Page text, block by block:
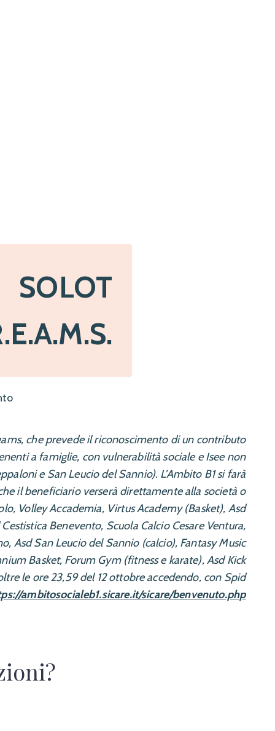
SOLOT
che prevede il riconoscimento di un contributo
a famiglie, con vulnerabilità sociale e Isee non
e San Leucio del Sannio). L’Ambito B1 si farà
il beneficiario verserà direttamente alla società o
Volley Accademia, Virtus Academy (Basket), Asd
Benevento, Scuola Calcio Cesare Ventura,
San Leucio del Sannio (calcio), Fantasy Music
Basket, Forum Gym (fitness e karate), Asd Kick
le ore 23,59 del 12 ottobre accedendo, con Spid
ambitosocialeb1.sicare.it/sicare/benvenuto.php